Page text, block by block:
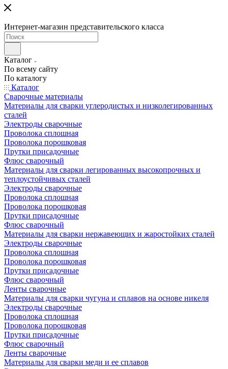
Интернет-магазин представительского класса
Каталог
По всему сайту
По каталогу
Каталог
Сварочные материалы
Материалы для сварки углеродистых и низколегированных
сталей
Электроды сварочные
Проволока сплошная
Проволока порошковая
Прутки присадочные
Флюс сварочный
Материалы для сварки легированных высокопрочных и
теплоустойчивых сталей
Электроды сварочные
Проволока сплошная
Проволока порошковая
Прутки присадочные
Флюс сварочный
Материалы для сварки нержавеющих и жаростойких сталей
Электроды сварочные
Проволока сплошная
Проволока порошковая
Прутки присадочные
Флюс сварочный
Ленты сварочные
Материалы для сварки чугуна и сплавов на основе никеля
Электроды сварочные
Проволока сплошная
Проволока порошковая
Прутки присадочные
Флюс сварочный
Ленты сварочные
Материалы для сварки меди и ее сплавов